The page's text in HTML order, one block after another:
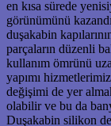
en kısa sürede
görünümünü
duşakabin
parçaların düzenli
kullanım ömrünü
yapımı
değişimi de yer
olabilir ve bu da
Duşakabin silikon